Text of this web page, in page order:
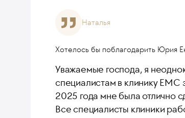
Жижко Наталья
Паршукова Ольга
Старший врач стационарного
клиники на ул. Щепкина
Наталья
Хотелось бы поблагодарить Юрия
Уважаемые господа, я
специалистам в клинику ЕМС
2025 года мне была отлично
Все специалисты клиники